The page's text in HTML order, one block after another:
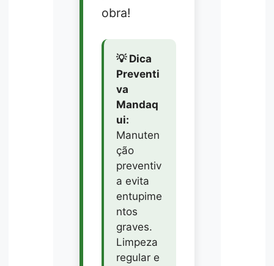
obra!
💡 Dica
Preventi
va
Mandaq
ui:
Manuten
ção
preventiv
a evita
entupime
ntos
graves.
Limpeza
regular e